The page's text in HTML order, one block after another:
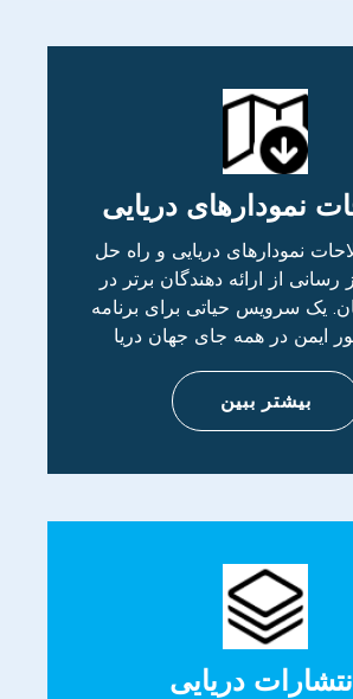
نمودارهای دریایی
نمودارهای دریایی و راه حل
از ارائه دهندگان برتر در
یک سرویس حیاتی برای برنامه
ایمن در همه جای جهان دریا
بیشتر ببین
انتشارات دریایی